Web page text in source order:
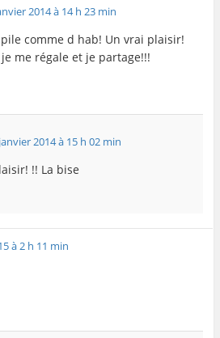
2014 à 14 h 23 min
comme d hab! Un vrai plaisir!
me régale et je partage!!!
2014 à 15 h 02 min
!! La bise
à 2 h 11 min